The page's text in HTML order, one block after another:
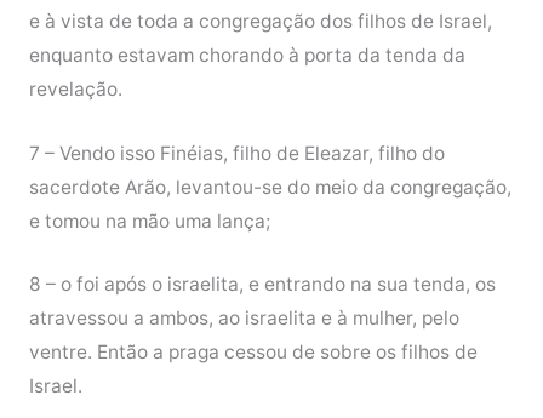
e à vista de toda a congregação dos filhos de Israel,
enquanto estavam chorando à porta da tenda da
revelação.
7 – Vendo isso Finéias, filho de Eleazar, filho do
sacerdote Arão, levantou-se do meio da congregação,
e tomou na mão uma lança;
8 – o foi após o israelita, e entrando na sua tenda, os
atravessou a ambos, ao israelita e à mulher, pelo
ventre. Então a praga cessou de sobre os filhos de
Israel.